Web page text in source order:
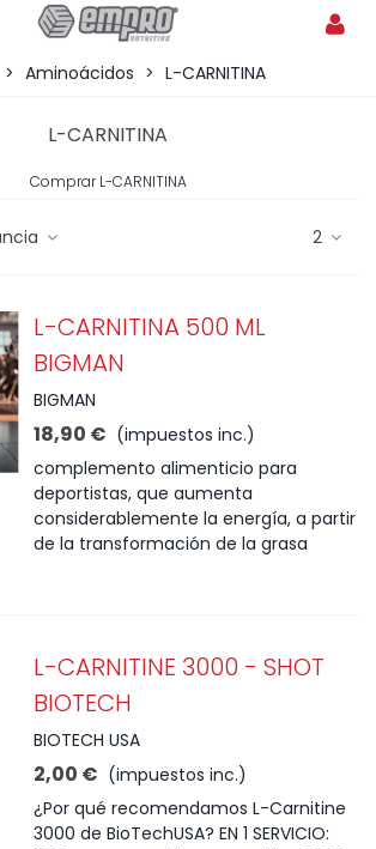
> Aminoácidos > L-CARNITINA
L-CARNITINA
Comprar L-CARNITINA
2
L-CARNITINA 500 ML
BIGMAN
BIGMAN
18,90 € (impuestos inc.)
complemento alimenticio para
deportistas, que aumenta
considerablemente la energía, a partir
de la transformación de la grasa
L-CARNITINE 3000 - SHOT
BIOTECH
BIOTECH USA
2,00 € (impuestos inc.)
¿Por qué recomendamos L-Carnitine
3000 de BioTechUSA? EN 1 SERVICIO: